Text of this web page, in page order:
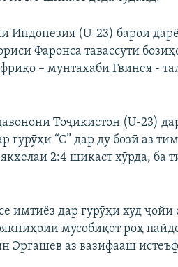
Индонезия (U-23) барои
Фаронса тавассути
– мунтахаби Гвинея -
Тоҷикистон (U-23)
“С” дар ду бозӣ аз
2:4 шикаст хӯрда, ба
имтиёз дар гурӯҳи худ
мусобиқот роҳ
Эргашев аз вазифааш